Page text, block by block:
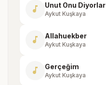
music_note Unut Onu Diyorlar
Aykut Kuşkaya
music_note Allahuekber
Aykut Kuşkaya
music_note Gerçeğim
Aykut Kuşkaya